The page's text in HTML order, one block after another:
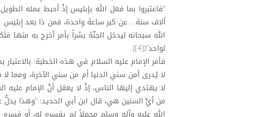
"فاعتبروا بما فعل الله بإِبليس إذْ أحبط عمله
آلاف سنة... عن كبر ساعة واحدة، فمن ذا بعد
الله سبحانه ليدخل الجنّة بشراً بأمر أخرج به
لواحد"([4]).
فأمر الإمام عليه السلام في هذه الخطبة:
لا يُدرى أمن سني الدنيا أم من سني الآخرة،
لا يهتدي إليها الناس، إذْ لا يعقل أنَّ الإمام
من أيٍّ السنين هي، قال ابن أبي الحديد: "وهذا
الله عليه وآله وسلم مجملاً لم يفسره له، أو